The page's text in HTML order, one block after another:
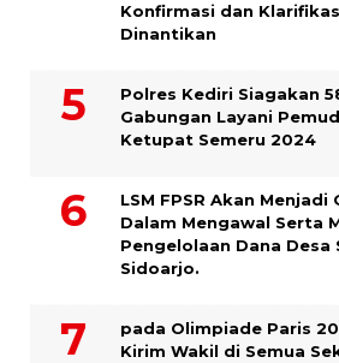
Konfirmasi dan
Dinantikan
Polres Kediri Siagakan
Gabungan Layani
Ketupat Semeru 2024
LSM FPSR Akan
Dalam Mengawal Serta
Pengelolaan Dana Desa
Sidoarjo.
pada Olimpiade Paris
Kirim Wakil di Semua